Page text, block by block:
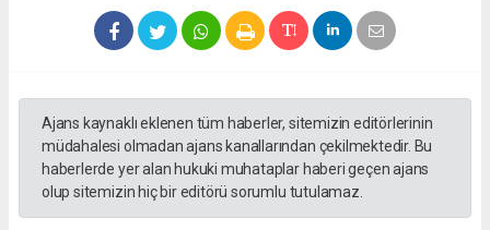
Ajans kaynaklı eklenen tüm haberler, sitemizin editörlerinin
müdahalesi olmadan ajans kanallarından çekilmektedir. Bu
haberlerde yer alan hukuki muhataplar haberi geçen ajans
olup sitemizin hiç bir editörü sorumlu tutulamaz.